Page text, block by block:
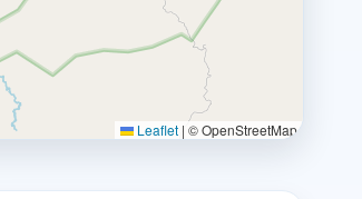
Leaflet | © OpenStreetMap